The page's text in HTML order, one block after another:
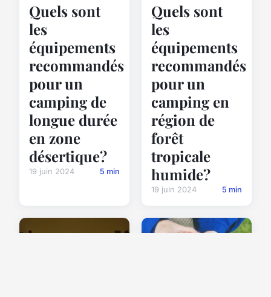
Quels sont
les
équipements
recommandés
pour un
camping de
longue durée
en zone
désertique?
19 juin 2024 5 min
Quels sont
les
équipements
recommandés
pour un
camping en
région de
forêt
tropicale
humide?
19 juin 2024 5 min